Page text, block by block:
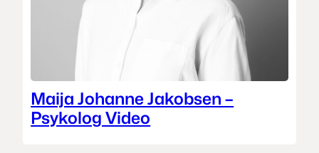
Maija Johanne Jakobsen –
Psykolog Video